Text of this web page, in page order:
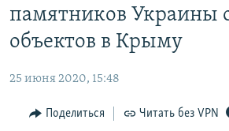
главной
Вернутся
поиску
КАРТА ВОЕННЫХ ОБЪЕКТОВ КРЫМА
ИСТОРИЯ
ИНФОГРАФИКА
РАДІО СВОБОДА
КАК ОБОЙТИ БЛОКИРОВКУ
памятников Украины
объектов в Крыму
25 июня 2020, 15:48
Поделиться Читать без VPN